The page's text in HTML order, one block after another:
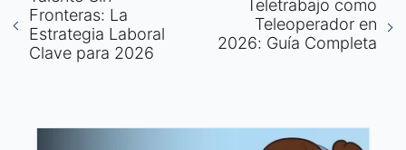
Fronteras: La
Estrategia Laboral
Clave para 2026
Teletrabajo como
Teleoperador en
2026: Guía Completa